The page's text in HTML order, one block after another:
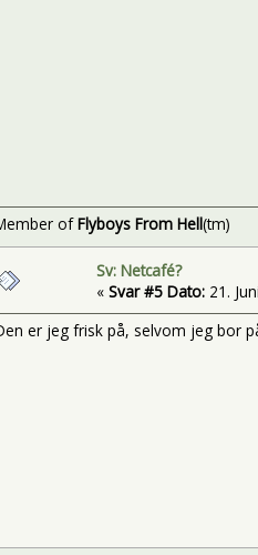
ofFlyboys From Hell(tm)
Sv: Netcafé?
« Svar #5 Dato:21.
er jeg frisk på, selvom jeg bor